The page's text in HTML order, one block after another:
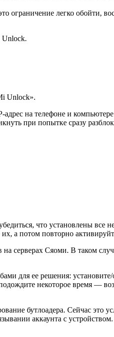
ограничение легко обойти,
Unlock.
Unlock».
адрес на телефоне и
при попытке сразу
что установлены все
а потом повторно
серверах Сяоми. В таком
для ее решения:
некоторое время —
бутлоадера. Сейчас это
аккаунта с